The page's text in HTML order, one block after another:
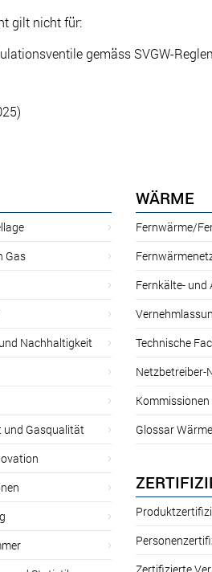
gilt nicht für:
gemäss SVGW-
Gas
Nachhaltigkeit
und Gasqualität
WÄRME
Fernwärme/
Fernkälte- und
Technische
Netzbetreiber-
Glossar Wärme